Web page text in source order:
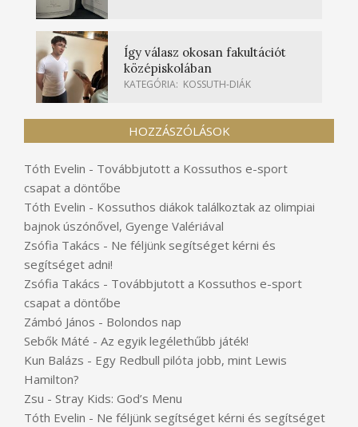
Így válasz okosan fakultációt
középiskolában
KATEGÓRIA: KOSSUTH-DIÁK
HOZZÁSZÓLÁSOK
Tóth Evelin - Továbbjutott a Kossuthos e-sport
csapat a döntőbe
Tóth Evelin - Kossuthos diákok találkoztak az olimpiai
bajnok úszónővel, Gyenge Valériával
Zsófia Takács - Ne féljünk segítséget kérni és
segítséget adni!
Zsófia Takács - Továbbjutott a Kossuthos e-sport
csapat a döntőbe
Zámbó János - Bolondos nap
Sebők Máté - Az egyik legélethűbb játék!
Kun Balázs - Egy Redbull pilóta jobb, mint Lewis
Hamilton?
Zsu - Stray Kids: God’s Menu
Tóth Evelin - Ne féljünk segítséget kérni és segítséget